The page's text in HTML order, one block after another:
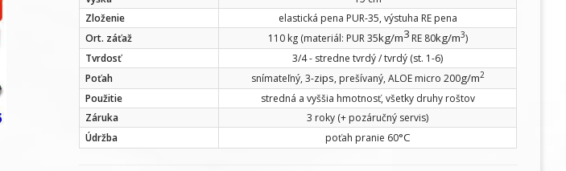
Zloženie
elastická pena PUR-35, výstuha RE pena
Ort. záťaž
110 kg (materiál: PUR 35kg/m3 RE 80kg/m3)
Tvrdosť
3/4 - stredne tvrdý / tvrdý (st. 1-6)
Poťah
snímateľný, 3-zips, prešívaný, ALOE micro 200g/m2
Použitie
stredná a vyššia hmotnosť, všetky druhy roštov
Záruka
3 roky (+ pozáručný servis)
Údržba
poťah pranie 60°C